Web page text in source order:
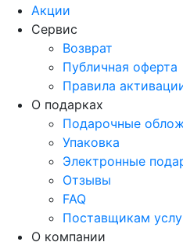
Акции
Сервис
Возврат
Публичная оферта
Правила
О подарках
Подарочные
Упаковка
Электронные
Отзывы
FAQ
Поставщикам
О компании